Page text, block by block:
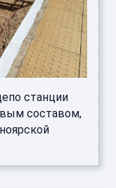
станции
составом,